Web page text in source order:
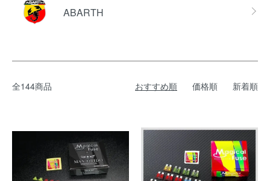
ABARTH
全144商品 おすすめ順 価格順 新着順